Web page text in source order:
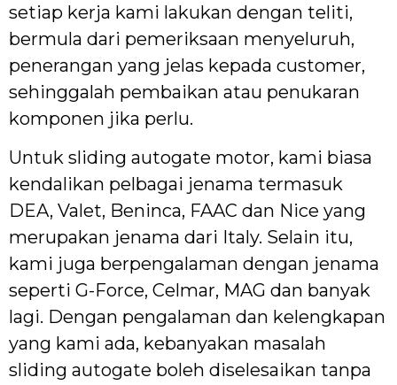
setiap kerja kami lakukan dengan teliti,
bermula dari pemeriksaan menyeluruh,
penerangan yang jelas kepada customer,
sehinggalah pembaikan atau penukaran
komponen jika perlu.
Untuk sliding autogate motor, kami biasa
kendalikan pelbagai jenama termasuk
DEA, Valet, Beninca, FAAC dan Nice yang
merupakan jenama dari Italy. Selain itu,
kami juga berpengalaman dengan jenama
seperti G-Force, Celmar, MAG dan banyak
lagi. Dengan pengalaman dan kelengkapan
yang kami ada, kebanyakan masalah
sliding autogate boleh diselesaikan tanpa